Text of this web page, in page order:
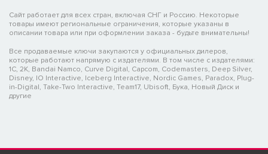
Сайт работает для всех стран, включая СНГ и Россию. Некоторые
товары имеют региональные ограничения, которые указаны в
описании товара или при оформлении заказа - будьте внимательны!
Все продаваемые ключи закупаются у официальных дилеров,
которые работают напрямую с издателями. В том числе с издателями:
1C, 2K, Bandai Namco, Curve Digital, Capcom, Codemasters, Deep Silver,
Disney, IO Interactive, Iceberg Interactive, Nordic Games, Paradox, Plug-
in-Digital, Take-Two Interactive, Team17, Ubisoft, Бука, Новый Диск и
другие